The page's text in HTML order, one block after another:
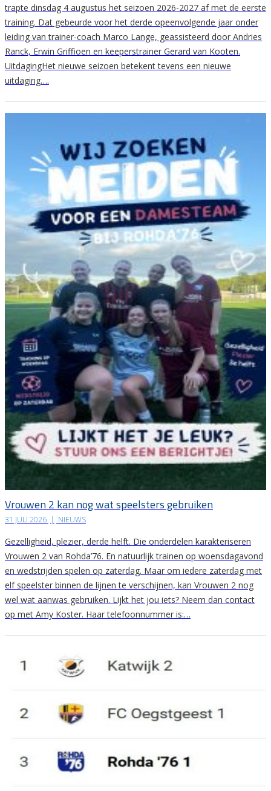
trapte dinsdag 4 augustus het seizoen 2026-2027 af met de eerste
training. Dat gebeurde voor het derde opeenvolgende jaar onder
leiding van trainer-coach Marco Lange, geassisteerd door Andries
Ranck, Erwin Griffioen en keeperstrainer Gerard van Kooten.
UitdagingHet nieuwe seizoen betekent tevens een nieuwe
uitdaging….
Vrouwen 2 kan nog wat speelsters gebruiken
31 JULI 2026 | NIEUWS
Gezelligheid, plezier, derde helft. Die onderdelen karakteriseren
Vrouwen 2 van Rohda’76. En natuurlijk trainen op woensdagavond
en wedstrijden spelen op zaterdag. Maar om iedere zaterdag met
elf speelster binnen de lijnen te verschijnen, kan Vrouwen 2 nog
wel wat aanwas gebruiken. Lijkt het jou iets? Neem dan contact
op met Amy Koster. Haar telefoonnummer is:…